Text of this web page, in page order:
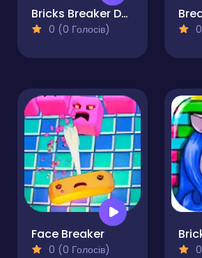
Bricks Breaker Deluxe
0 (0 Голосів)
Face Breaker
0 (0 Голосів)